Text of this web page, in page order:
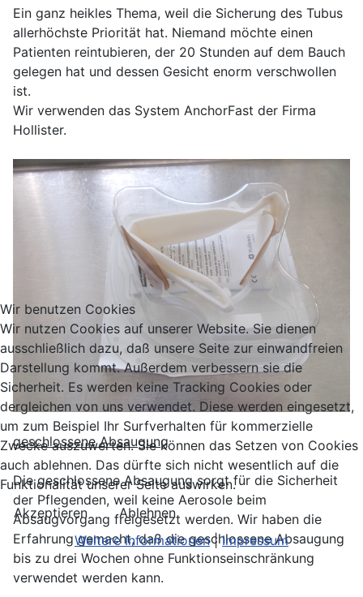
Ein ganz heikles Thema, weil die Sicherung des Tubus
allerhöchste Priorität hat. Niemand möchte einen
Patienten reintubieren, der 20 Stunden auf dem Bauch
gelegen hat und dessen Gesicht enorm verschwollen
ist.
Wir verwenden das System AnchorFast der Firma
Hollister.
geschlossene Absaugung
Die geschlossene Absaugung sorgt für die Sicherheit
der Pflegenden, weil keine Aerosole beim
Absaugvorgang freigesetzt werden. Wir haben die
Erfahrung gemacht, daß die geschlossene Absaugung
bis zu drei Wochen ohne Funktionseinschränkung
verwendet werden kann.
Wir benutzen Cookies
Wir nutzen Cookies auf unserer Website. Sie dienen
ausschließlich dazu, daß unsere Seite zur einwandfreien
Darstellung kommt. Außerdem verbessern sie die
Sicherheit. Es werden keine Tracking Cookies oder
dergleichen von uns verwendet. Diese werden eingesetzt,
um zum Beispiel Ihr Surfverhalten für kommerzielle
Zwecke auszuwerten. Sie können das Setzen von Cookies
auch ablehnen. Das dürfte sich nicht wesentlich auf die
Funktionalität unserer Seite auswirken.
Akzeptieren
Ablehnen
Weitere Informationen|Impressum